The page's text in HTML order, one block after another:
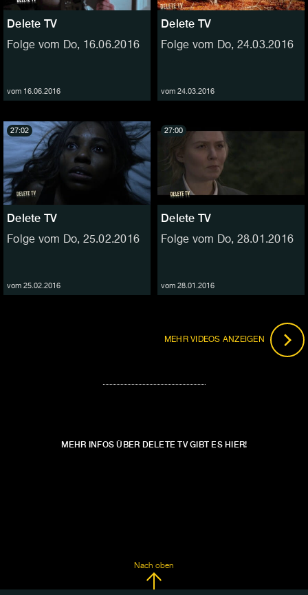
Delete TV
Folge vom Do, 16.06.2016
vom 16.06.2016
Delete TV
Folge vom Do, 24.03.2016
vom 24.03.2016
Delete TV
Folge vom Do, 25.02.2016
vom 25.02.2016
27:02
Delete TV
Folge vom Do, 28.01.2016
vom 28.01.2016
27:00
MEHR VIDEOS ANZEIGEN
MEHR INFOS ÜBER DELETE TV GIBT ES HIER!
Nach oben